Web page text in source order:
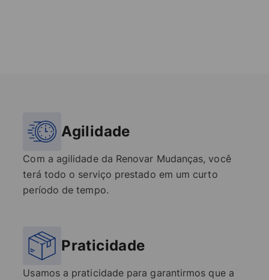
Agilidade
Com a agilidade da Renovar Mudanças, você
terá todo o serviço prestado em um curto
período de tempo.
Praticidade
Usamos a praticidade para garantirmos que a